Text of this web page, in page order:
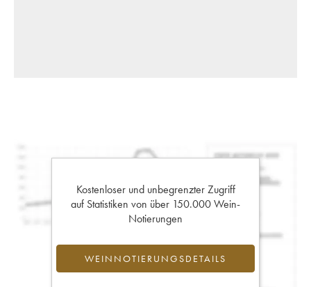
Kostenloser und unbegrenzter Zugriff
auf Statistiken von über 150.000 Wein-
Notierungen
WEINNOTIERUNGSDETAILS